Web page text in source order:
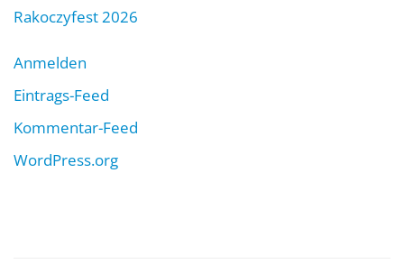
Rakoczyfest 2026
Anmelden
Eintrags-Feed
Kommentar-Feed
WordPress.org